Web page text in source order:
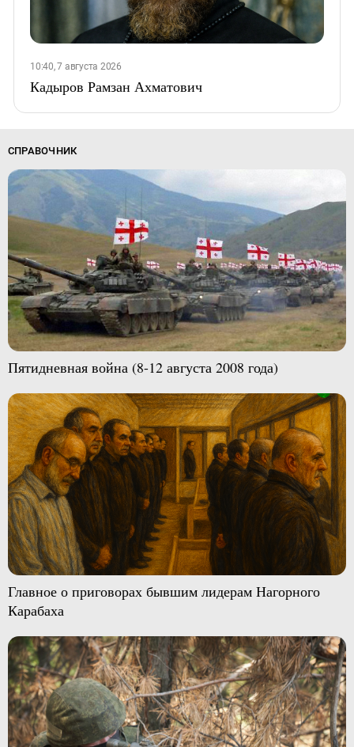
10:40, 7 августа 2026
Кадыров Рамзан Ахматович
СПРАВОЧНИК
Пятидневная война (8-12 августа 2008 года)
Главное о приговорах бывшим лидерам Нагорного
Карабаха